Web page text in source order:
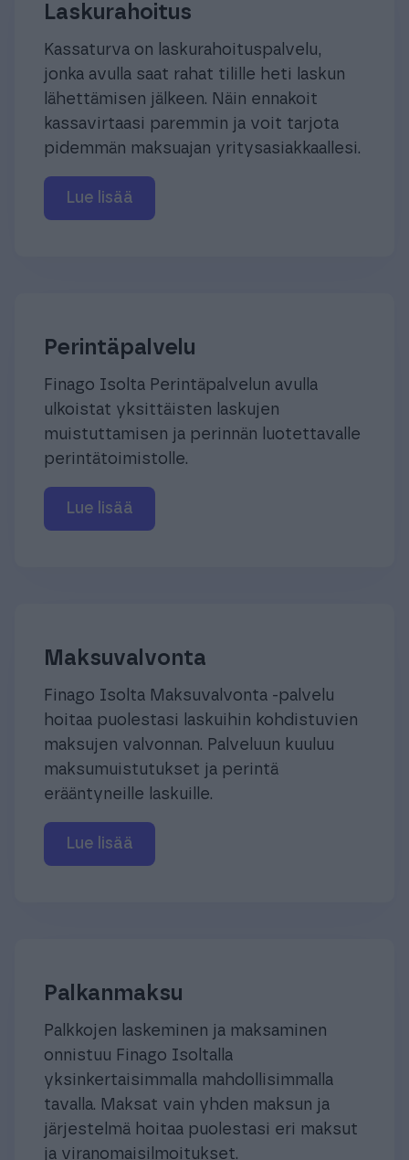
Laskurahoitus
Kassaturva on laskurahoituspalvelu,
jonka avulla saat rahat tilille heti laskun
lähettämisen jälkeen. Näin ennakoit
kassavirtaasi paremmin ja voit tarjota
pidemmän maksuajan yritysasiakkaallesi.
Lue lisää
Perintäpalvelu
Finago Isolta Perintäpalvelun avulla
ulkoistat yksittäisten laskujen
muistuttamisen ja perinnän luotettavalle
perintätoimistolle.
Lue lisää
Maksuvalvonta
Finago Isolta Maksuvalvonta -palvelu
hoitaa puolestasi laskuihin kohdistuvien
maksujen valvonnan. Palveluun kuuluu
maksumuistutukset ja perintä
erääntyneille laskuille.
Lue lisää
Palkanmaksu
Palkkojen laskeminen ja maksaminen
onnistuu Finago Isoltalla
yksinkertaisimmalla mahdollisimmalla
tavalla. Maksat vain yhden maksun ja
järjestelmä hoitaa puolestasi eri maksut
ja viranomaisilmoitukset.